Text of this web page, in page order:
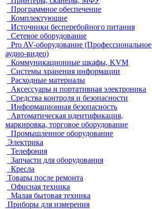
Программное обеспечение
Комплектующие
Источники бесперебойного питания
Сетевое оборудование
Pro AV-оборудование (Профессиональное
аудио-видео)
Коммуникационные шкафы, KVM
Системы хранения информации
Расходные материалы
Аксессуары и портативная электроника
Средства контроля и безопасности
Информационная безопасность
Автоматическая идентификация,
маркировка, торговое оборудование
Промышленное оборудование
Электрика
Телефония
Запчасти для оборудования
Кресла
Товары после ремонта
Офисная техника
Малая бытовая техника
Приборы для измерения